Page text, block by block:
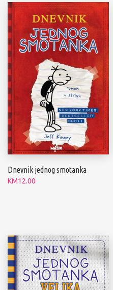
Dnevnik jednog smotanka
KM12.00